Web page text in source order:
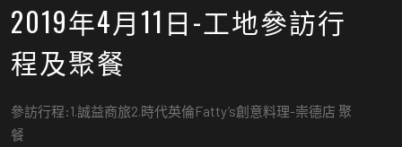
2019年4月11日-工地參訪行
程及聚餐
參訪行程:1.誠益商旅2.時代英倫Fatty’s創意料理-崇德店 聚
餐